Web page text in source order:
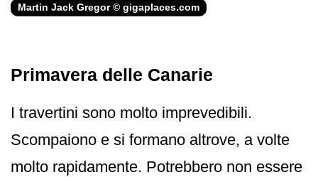
Martin Jack Gregor © gigaplaces.com
Primavera delle Canarie
I travertini sono molto imprevedibili.
Scompaiono e si formano altrove, a volte
molto rapidamente. Potrebbero non essere